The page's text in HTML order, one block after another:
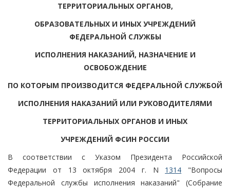
ТЕРРИТОРИАЛЬНЫХ ОРГАНОВ,
ОБРАЗОВАТЕЛЬНЫХ И ИНЫХ УЧРЕЖДЕНИЙ
ФЕДЕРАЛЬНОЙ СЛУЖБЫ
ИСПОЛНЕНИЯ НАКАЗАНИЙ, НАЗНАЧЕНИЕ И
ОСВОБОЖДЕНИЕ
ПО КОТОРЫМ ПРОИЗВОДИТСЯ ФЕДЕРАЛЬНОЙ СЛУЖБОЙ
ИСПОЛНЕНИЯ НАКАЗАНИЙ ИЛИ РУКОВОДИТЕЛЯМИ
ТЕРРИТОРИАЛЬНЫХ ОРГАНОВ И ИНЫХ
УЧРЕЖДЕНИЙ ФСИН РОССИИ
В соответствии с Указом Президента Российской
Федерации от 13 октября 2004 г. N 1314 "Вопросы
Федеральной службы исполнения наказаний" (Собрание